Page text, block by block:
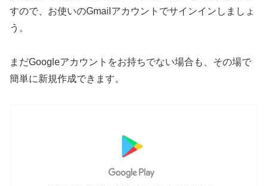
すので、お使いのGmailアカウントでサインインしましょ
う。
まだGoogleアカウントをお持ちでない場合も、その場で
簡単に新規作成できます。